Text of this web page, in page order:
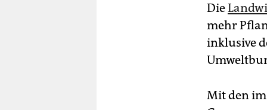
Die
mehr
inklusive
Mit den im